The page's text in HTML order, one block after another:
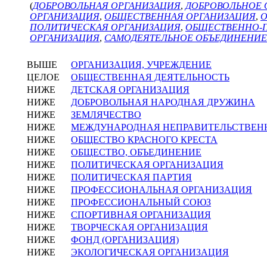
(ДОБРОВОЛЬНАЯ ОРГАНИЗАЦИЯ, ДОБРОВОЛЬНОЕ
ОРГАНИЗАЦИЯ, ОБЩЕСТВЕННАЯ ОРГАНИЗАЦИЯ,
ПОЛИТИЧЕСКАЯ ОРГАНИЗАЦИЯ, ОБЩЕСТВЕННО-
ОРГАНИЗАЦИЯ, САМОДЕЯТЕЛЬНОЕ ОБЪЕДИНЕНИЕ
ВЫШЕ
ОРГАНИЗАЦИЯ, УЧРЕЖДЕНИЕ
ЦЕЛОЕ
ОБЩЕСТВЕННАЯ ДЕЯТЕЛЬНОСТЬ
НИЖЕ
ДЕТСКАЯ ОРГАНИЗАЦИЯ
НИЖЕ
ДОБРОВОЛЬНАЯ НАРОДНАЯ ДРУЖИНА
НИЖЕ
ЗЕМЛЯЧЕСТВО
НИЖЕ
МЕЖДУНАРОДНАЯ
НИЖЕ
ОБЩЕСТВО КРАСНОГО КРЕСТА
НИЖЕ
ОБЩЕСТВО, ОБЪЕДИНЕНИЕ
НИЖЕ
ПОЛИТИЧЕСКАЯ ОРГАНИЗАЦИЯ
НИЖЕ
ПОЛИТИЧЕСКАЯ ПАРТИЯ
НИЖЕ
ПРОФЕССИОНАЛЬНАЯ ОРГАНИЗАЦИЯ
НИЖЕ
ПРОФЕССИОНАЛЬНЫЙ СОЮЗ
НИЖЕ
СПОРТИВНАЯ ОРГАНИЗАЦИЯ
НИЖЕ
ТВОРЧЕСКАЯ ОРГАНИЗАЦИЯ
НИЖЕ
ФОНД (ОРГАНИЗАЦИЯ)
НИЖЕ
ЭКОЛОГИЧЕСКАЯ ОРГАНИЗАЦИЯ